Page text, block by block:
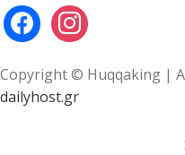
Copyright © Huqqaking |
dailyhost.gr